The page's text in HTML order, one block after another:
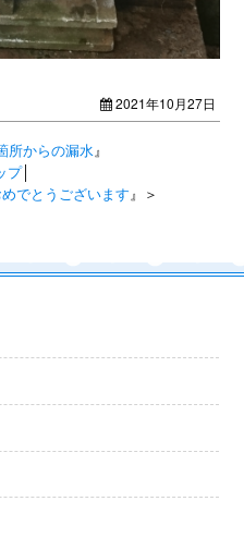
2021年10月27日
所からの漏水 』
プ│
でとうございます 』＞